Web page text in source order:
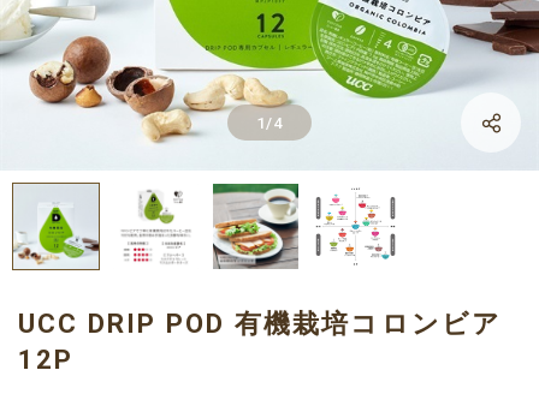
1 /4
LINE
X
UCC DRIP POD 有機栽培コロンビア
12P